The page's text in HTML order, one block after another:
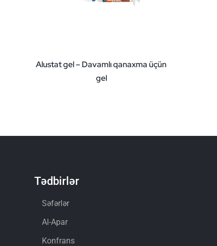
Alustat gel – Davamlı qanaxma üçün
gel
Tədbirlər
Səfərlər
Al-Apar
Konfrans